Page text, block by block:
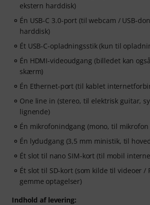
ekstern harddisk)
Én USB-C 3.0-port (til webcam / USB-
harddisk)
Ét USB-C-opladningsstik (kun til
Én HDMI-videoudgang (billedet kan
skærm)
Én Ethernet-port (til kablet
One line in (stereo, til elektrisk guitar,
lignende)
Én mikrofonindgang (mono, til
Én lydudgang (3,5 mm ministik, til
Ét slot til nano SIM-kort (til mobil
Ét slot til SD-kort (som kilde til videoer /
gemme optagelser)
Indhold af levering: